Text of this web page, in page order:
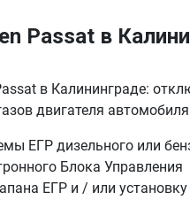
Passat в
в Калининграде:
двигателя автомобиля
ЕГР дизельного или
Блока Управления
ЕГР и / или